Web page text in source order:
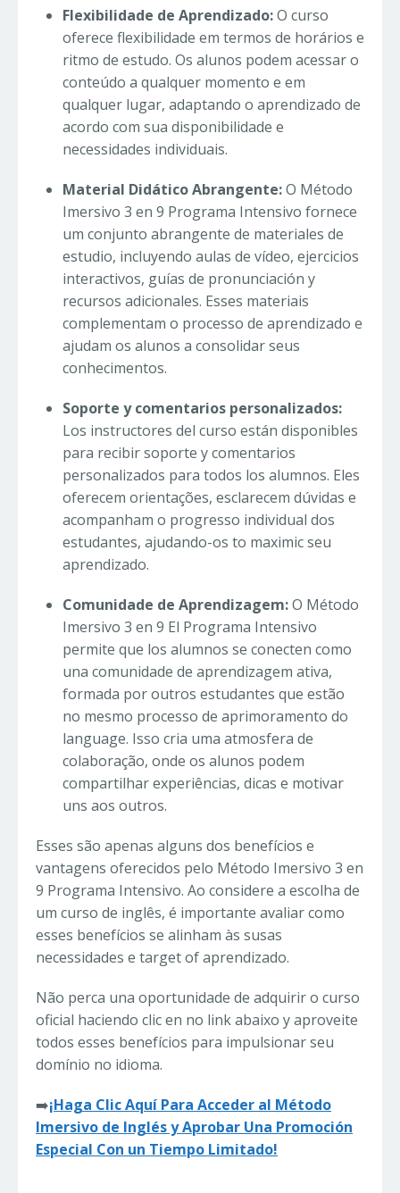
Flexibilidade de Aprendizado:O curso
oferece flexibilidade em termos de horários e
ritmo de estudo. Os alunos podem acessar o
conteúdo a qualquer momento e em
qualquer lugar, adaptando o aprendizado de
acordo com sua disponibilidade e
necessidades individuais.
Material Didático Abrangente:O Método
Imersivo 3 en 9 Programa Intensivo fornece
um conjunto abrangente de materiales de
estudio, incluyendo aulas de vídeo, ejercicios
interactivos, guías de pronunciación y
recursos adicionales. Esses materiais
complementam o processo de aprendizado e
ajudam os alunos a consolidar seus
conhecimentos.
Soporte y comentarios personalizados:
Los instructores del curso están disponibles
para recibir soporte y comentarios
personalizados para todos los alumnos. Eles
oferecem orientações, esclarecem dúvidas e
acompanham o progresso individual dos
estudantes, ajudando-os to maximic seu
aprendizado.
Comunidade de Aprendizagem:O Método
Imersivo 3 en 9 El Programa Intensivo
permite que los alumnos se conecten como
una comunidade de aprendizagem ativa,
formada por outros estudantes que estão
no mesmo processo de aprimoramento do
language. Isso cria uma atmosfera de
colaboração, onde os alunos podem
compartilhar experiências, dicas e motivar
uns aos outros.
Esses são apenas alguns dos benefícios e
vantagens oferecidos pelo Método Imersivo 3 en
9 Programa Intensivo. Ao considere a escolha de
um curso de inglês, é importante avaliar como
esses benefícios se alinham às susas
necessidades e target of aprendizado.
Não perca una oportunidade de adquirir o curso
oficial haciendo clic en no link abaixo y aproveite
todos esses benefícios para impulsionar seu
domínio no idioma.
➡️¡Haga Clic Aquí Para Acceder al Método
Imersivo de Inglés y Aprobar Una Promoción
Especial Con un Tiempo Limitado!